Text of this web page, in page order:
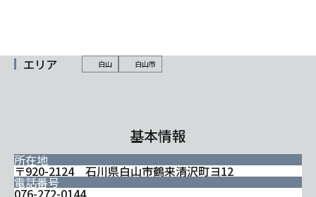
エリア 白山 白山市
基本情報
所在地
〒920-2124 石川県白山市鶴来清沢町ヨ12
電話番号